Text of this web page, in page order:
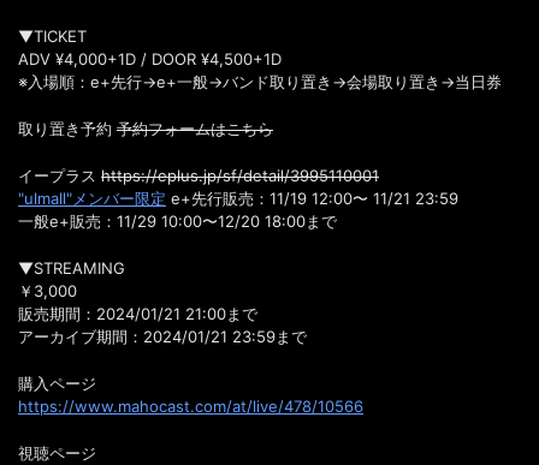
▼TICKET
ADV ¥4,000+1D / DOOR ¥4,500+1D
※入場順：e+先行→e+一般→バンド取り置き→会場取り置き→当日券
取り置き予約 予約フォームはこちら
イープラス https://eplus.jp/sf/detail/3995110001
"ulmall"メンバー限定 e+先行販売：11/19 12:00〜 11/21 23:59
一般e+販売：11/29 10:00〜12/20 18:00まで
▼STREAMING
￥3,000
販売期間：2024/01/21 21:00まで
アーカイブ期間：2024/01/21 23:59まで
購入ページ
https://www.mahocast.com/at/live/478/10566
視聴ページ